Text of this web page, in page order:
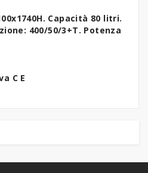
Capacità 80 litri.
400/50/3+T. Potenza
C E